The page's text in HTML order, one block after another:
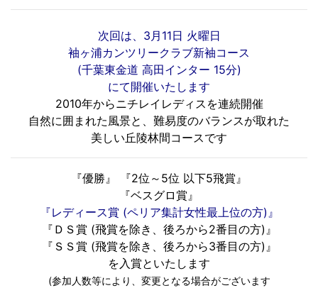
次回は、3月11日 火曜日
袖ヶ浦カンツリークラブ新袖コース
(千葉東金道 高田インター 15分)
にて開催いたします
2010年からニチレイレディスを連続開催
自然に囲まれた風景と、難易度のバランスが取れた
美しい丘陵林間コースです
『優勝』 『2位～5位 以下5飛賞』
『ベスグロ賞』
『レディース賞 (ペリア集計女性最上位の方)』
『ＤＳ賞 (飛賞を除き、後ろから2番目の方)』
『ＳＳ賞 (飛賞を除き、後ろから3番目の方)』
を入賞といたします
(参加人数等により、変更となる場合がございます